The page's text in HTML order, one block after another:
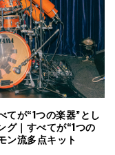
てが“1つの楽器”とし
グ｜すべてが“1つの
ン流多点キット